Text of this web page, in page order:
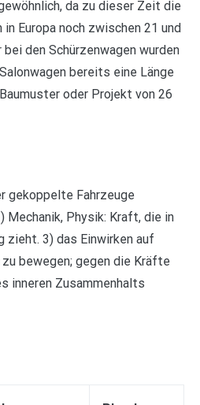
da zu dieser Zeit die
Europa noch zwischen 21 und
den Schürzenwagen wurden
bereits eine Länge
oder Projekt von 26
gekoppelte Fahrzeuge
Mechanik, Physik: Kraft, die in
zieht. 3) das Einwirken auf
bewegen; gegen die Kräfte
inneren Zusammenhalts